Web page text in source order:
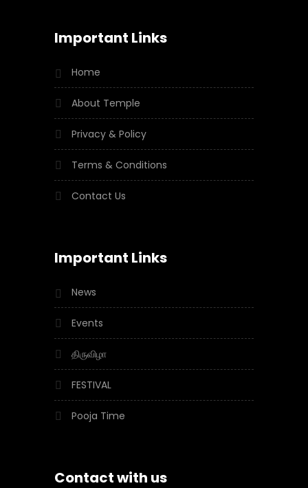
Important Links
Home
About Temple
Privacy & Policy
Terms & Conditions
Contact Us
Important Links
News
Events
திருவிழா
FESTIVAL
Pooja Time
Contact with us